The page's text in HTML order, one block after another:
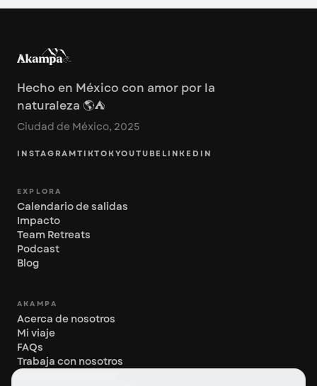
Hecho en México con amor por la
naturaleza 🌎⛺️
Ciudad de México, 2025
INSTAGRAMTIKTOKYOUTUBELINKEDIN
EXPLORA
Calendario de salidas
Impacto
Team Retreats
Podcast
Blog
AKAMPA
Acerca de nosotros
Mi viaje
FAQs
Trabaja con nosotros
Aviso de privacidad